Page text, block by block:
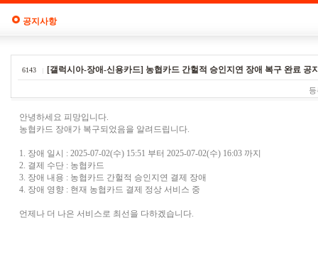
공지사항
6143 [갤럭시아-장애-신용카드] 농협카드 간헐적 승인지연 장애 복구 완료 공
안녕하세요 피망입니다.
농협카드 장애가 복구되었음을 알려드립니다.
1. 장애 일시 : 2025-07-02(수) 15:51 부터 2025-07-02(수) 16:03 까지
2. 결제 수단 : 농협카드
3. 장애 내용 : 농협카드 간헐적 승인지연 결제 장애
4. 장애 영향 : 현재 농협카드 결제 정상 서비스 중
언제나 더 나은 서비스로 최선을 다하겠습니다.